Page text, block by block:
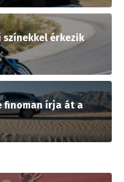
színekkel érkezik
finoman írja át a